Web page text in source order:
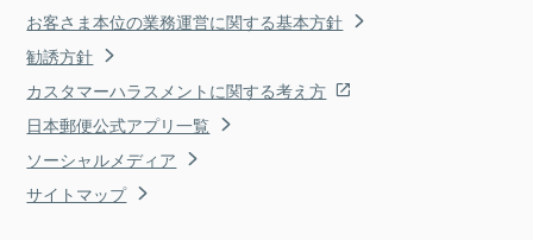
お客さま本位の業務運営に関する基本方針
勧誘方針
カスタマーハラスメントに関する考え方
日本郵便公式アプリ一覧
ソーシャルメディア
サイトマップ